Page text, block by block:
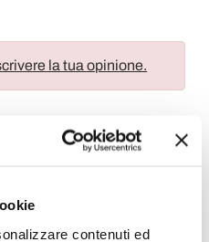
contenuti ed
la tua opinione.
prodotto